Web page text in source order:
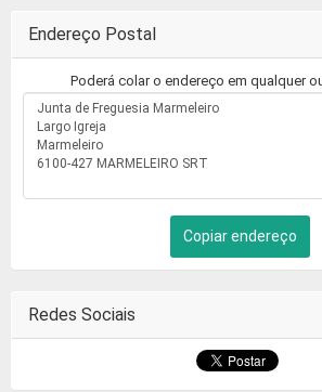
Endereço Postal
Poderá colar o endereço em qualquer
Copiar endereço
Redes Sociais